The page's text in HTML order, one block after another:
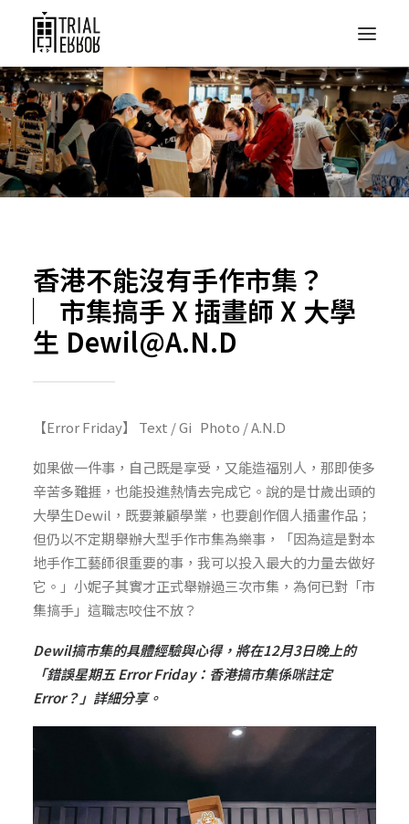
香港不能沒有手作市集？
︳市集搞手 X 插畫師 X 大學
生 Dewil@A.N.D
【Error Friday】 Text / Gi Photo / A.N.D
如果做一件事，自己既是享受，又能造福別人，那即使多
辛苦多難捱，也能投進熱情去完成它。說的是廿歲出頭的
大學生Dewil ，既要兼顧學業，也要創作個人插畫作品；
但仍以不定期舉辦大型手作市集為樂事，「因為這是對本
地手作工藝師很重要的事，我可以投入最大的力量去做好
它。」小妮子其實才正式舉辦過三次市集，為何已對「市
集搞手」這職志咬住不放？
Dewil搞市集的具體經驗與心得，將在12月3日晚上的
「錯誤星期五 Error Friday：香港搞市集係咪註定
Error？」 詳細分享。